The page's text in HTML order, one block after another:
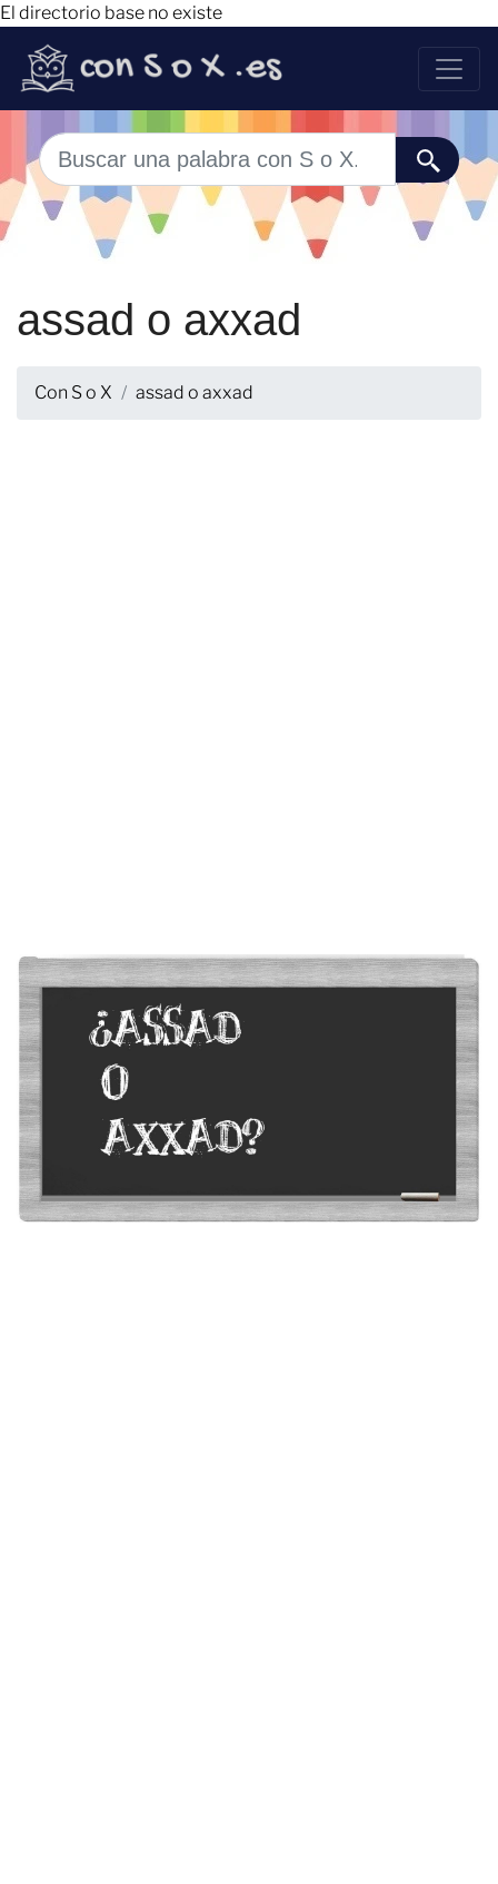
El directorio base no existe
assad o axxad
Con S o X assad o axxad